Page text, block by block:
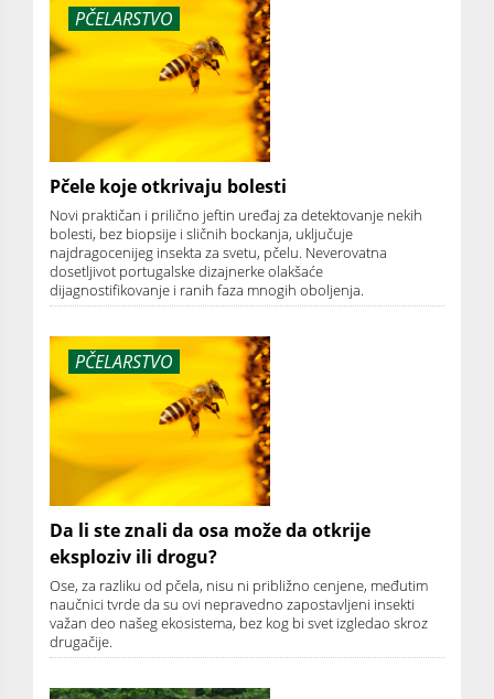
PČELARSTVO
Pčele koje otkrivaju bolesti
Novi praktičan i prilično jeftin uređaj za detektovanje nekih
bolesti, bez biopsije i sličnih bockanja, uključuje
najdragocenijeg insekta za svetu, pčelu. Neverovatna
dosetljivot portugalske dizajnerke olakšaće
dijagnostifikovanje i ranih faza mnogih oboljenja.
PČELARSTVO
Da li ste znali da osa može da otkrije
eksploziv ili drogu?
Ose, za razliku od pčela, nisu ni približno cenjene, međutim
naučnici tvrde da su ovi nepravedno zapostavljeni insekti
važan deo našeg ekosistema, bez kog bi svet izgledao skroz
drugačije.